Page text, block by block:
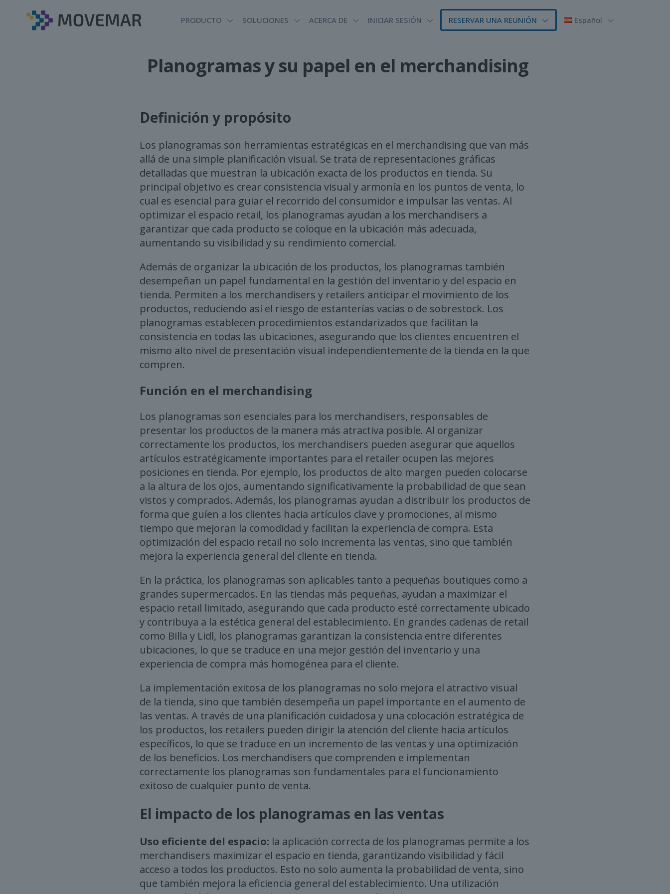
PRODUCTO SOLUCIONES ACERCA DE INICIAR SESIÓN RESERVAR UNA REUNIÓN Español
Planogramas y su papel en el merchandising
Definición y propósito
Los planogramas son herramientas estratégicas en el merchandising que van más
allá de una simple planificación visual. Se trata de representaciones gráficas
detalladas que muestran la ubicación exacta de los productos en tienda. Su
principal objetivo es crear consistencia visual y armonía en los puntos de venta, lo
cual es esencial para guiar el recorrido del consumidor e impulsar las ventas. Al
optimizar el espacio retail, los planogramas ayudan a los merchandisers a
garantizar que cada producto se coloque en la ubicación más adecuada,
aumentando su visibilidad y su rendimiento comercial.
Además de organizar la ubicación de los productos, los planogramas también
desempeñan un papel fundamental en la gestión del inventario y del espacio en
tienda. Permiten a los merchandisers y retailers anticipar el movimiento de los
productos, reduciendo así el riesgo de estanterías vacías o de sobrestock. Los
planogramas establecen procedimientos estandarizados que facilitan la
consistencia en todas las ubicaciones, asegurando que los clientes encuentren el
mismo alto nivel de presentación visual independientemente de la tienda en la que
compren.
Función en el merchandising
Los planogramas son esenciales para los merchandisers, responsables de
presentar los productos de la manera más atractiva posible. Al organizar
correctamente los productos, los merchandisers pueden asegurar que aquellos
artículos estratégicamente importantes para el retailer ocupen las mejores
posiciones en tienda. Por ejemplo, los productos de alto margen pueden colocarse
a la altura de los ojos, aumentando significativamente la probabilidad de que sean
vistos y comprados. Además, los planogramas ayudan a distribuir los productos de
forma que guíen a los clientes hacia artículos clave y promociones, al mismo
tiempo que mejoran la comodidad y facilitan la experiencia de compra. Esta
optimización del espacio retail no solo incrementa las ventas, sino que también
mejora la experiencia general del cliente en tienda.
En la práctica, los planogramas son aplicables tanto a pequeñas boutiques como a
grandes supermercados. En las tiendas más pequeñas, ayudan a maximizar el
espacio retail limitado, asegurando que cada producto esté correctamente ubicado
y contribuya a la estética general del establecimiento. En grandes cadenas de retail
como Billa y Lidl, los planogramas garantizan la consistencia entre diferentes
ubicaciones, lo que se traduce en una mejor gestión del inventario y una
experiencia de compra más homogénea para el cliente.
La implementación exitosa de los planogramas no solo mejora el atractivo visual
de la tienda, sino que también desempeña un papel importante en el aumento de
las ventas. A través de una planificación cuidadosa y una colocación estratégica de
los productos, los retailers pueden dirigir la atención del cliente hacia artículos
específicos, lo que se traduce en un incremento de las ventas y una optimización
de los beneficios. Los merchandisers que comprenden e implementan
correctamente los planogramas son fundamentales para el funcionamiento
exitoso de cualquier punto de venta.
El impacto de los planogramas en las ventas
Uso eficiente del espacio: la aplicación correcta de los planogramas permite a los
merchandisers maximizar el espacio en tienda, garantizando visibilidad y fácil
acceso a todos los productos. Esto no solo aumenta la probabilidad de venta, sino
que también mejora la eficiencia general del establecimiento. Una utilización